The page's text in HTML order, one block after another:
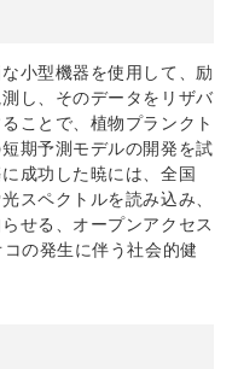
小型機器を使用して、励
し、そのデータをリザバ
ことで、植物プランクト
期予測モデルの開発を試
成功した暁には、全国
スペクトルを読み込み、
せる、オープンアクセス
の発生に伴う社会的健